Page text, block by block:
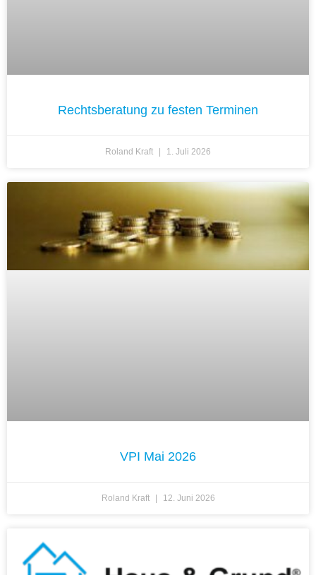
Rechtsberatung zu festen Terminen
Roland Kraft 1. Juli 2026
VPI Mai 2026
Roland Kraft 12. Juni 2026